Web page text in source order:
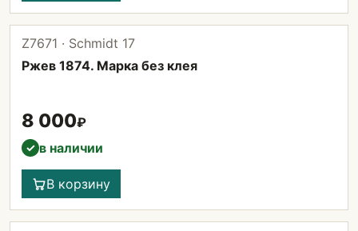
Z7671 · Schmidt 17
Ржев 1874. Марка без клея
8 000₽
✓ в наличии
В корзину